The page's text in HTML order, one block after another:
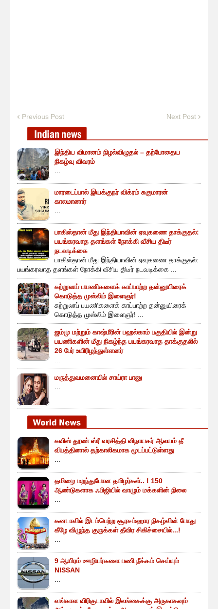
Previous Post Next Post
இந்திய விமானம் நிழல்விழுதல் – தற்போதைய
நிகழ்வு விவரம்
...
மாரடைப்பால் இயக்குநர் விக்ரம் சுகுமாரன்
காலமானார்
...
பாகிஸ்தான் மீது இந்தியாவின் ஏவுகணை தாக்குதல்:
பயங்கரவாத தளங்கள் நோக்கி வீசிய திடீர்
நடவடிக்கை
பாகிஸ்தான் மீது இந்தியாவின் ஏவுகணை தாக்குதல்:
பயங்கரவாத தளங்கள் நோக்கி வீசிய திடீர் நடவடிக்கை ...
சுற்றுலாப் பயணிகளைக் காப்பாற்ற தன்னுயிரைக்
கொடுத்த முஸ்லிம் இளைஞர்!
சுற்றுலாப் பயணிகளைக் காப்பாற்ற தன்னுயிரைக்
கொடுத்த முஸ்லிம் இளைஞர்! ...
ஜம்மு மற்றும் காஷ்மீரின் பஹல்காம் பகுதியில் இன்று
பயணிகளின் மீது நிகழ்ந்த பயங்கரவாத தாக்குதலில்
26 பேர் உயிரிழந்துள்ளனர்
...
மருத்துவமனையில் சாய்ரா பானு
...
சுவிஸ் தூண் ஸ்ரீ வரசித்தி விநாயகர் ஆலயம் தீ
விபத்தினால் தற்காலிகமாக மூடப்பட்டுள்ளது
...
தமிழை மறந்துபோன தமிழர்கள்.. ! 150
ஆண்டுகளாக ஃபிஜியில் வாழும் மக்களின் நிலை
...
கனடாவில் இடம்பெற்ற சூரசம்ஹார நிகழ்வின் போது
கீழே விழுந்த குருக்கள் தீவிர சிகிச்சையில்...!
...
9 ஆயிரம் ஊழியர்களை பணி நீக்கம் செய்யும்
NISSAN
...
வங்காள விரிகுடாவில் இலங்கைக்கு அருகாகவும்